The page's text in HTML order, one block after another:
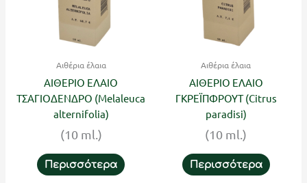
Αιθέρια έλαια
ΑΙΘΕΡΙΟ ΕΛΑΙΟ
ΤΣΑΓΙΟΔΕΝΔΡΟ (Melaleuca
alternifolia)
(10 ml.)
Περισσότερα
Αιθέρια έλαια
ΑΙΘΕΡΙΟ ΕΛΑΙΟ
ΓΚΡΕΪΠΦΡΟΥΤ (Citrus
paradisi)
(10 ml.)
Περισσότερα